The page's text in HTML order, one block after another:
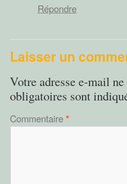
Répondre
Laisser un
Votre adresse e-mail
obligatoires sont
Commentaire*